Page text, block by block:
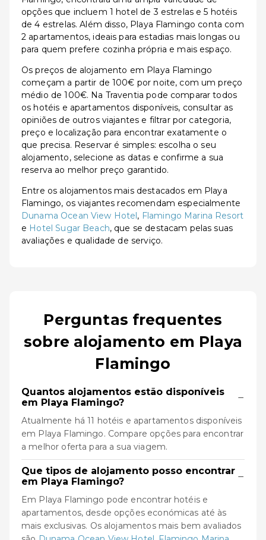
opções que incluem 1 hotel de 3 estrelas e 5 hotéis
de 4 estrelas. Além disso, Playa Flamingo conta com
2 apartamentos, ideais para estadias mais longas ou
para quem prefere cozinha própria e mais espaço.
Os preços de alojamento em Playa Flamingo
começam a partir de 100€ por noite, com um preço
médio de 100€. Na Traventia pode comparar todos
os hotéis e apartamentos disponíveis, consultar as
opiniões de outros viajantes e filtrar por categoria,
preço e localização para encontrar exatamente o
que precisa. Reservar é simples: escolha o seu
alojamento, selecione as datas e confirme a sua
reserva ao melhor preço garantido.
Entre os alojamentos mais destacados em Playa
Flamingo, os viajantes recomendam especialmente
Dunama Ocean View Hotel, Flamingo Marina Resort
e Hotel Sugar Beach, que se destacam pelas suas
avaliações e qualidade de serviço.
Perguntas frequentes
sobre alojamento em Playa
Flamingo
Quantos alojamentos estão disponíveis
em Playa Flamingo?
−
Atualmente há 11 hotéis e apartamentos disponíveis
em Playa Flamingo. Compare opções para encontrar
a melhor oferta para a sua viagem.
Que tipos de alojamento posso encontrar
em Playa Flamingo?
−
Em Playa Flamingo pode encontrar hotéis e
apartamentos, desde opções económicas até às
mais exclusivas. Os alojamentos mais bem avaliados